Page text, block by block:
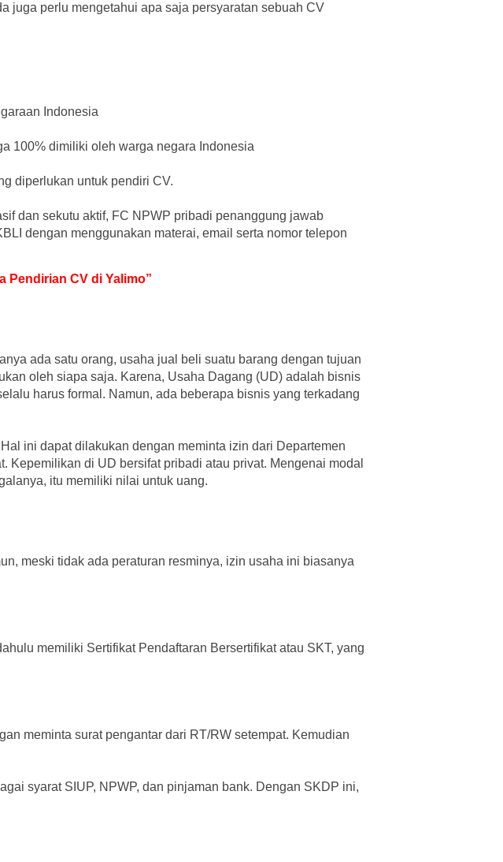
juga perlu mengetahui apa saja persyaratan sebuah CV
Indonesia
100% dimiliki oleh warga negara Indonesia
diperlukan untuk pendiri CV.
dan sekutu aktif, FC NPWP pribadi penanggung jawab
dengan menggunakan materai, email serta nomor telepon
Pendirian CV di Yalimo”
ada satu orang, usaha jual beli suatu barang dengan tujuan
oleh siapa saja. Karena, Usaha Dagang (UD) adalah bisnis
harus formal. Namun, ada beberapa bisnis yang terkadang
ini dapat dilakukan dengan meminta izin dari Departemen
di UD bersifat pribadi atau privat. Mengenai modal
itu memiliki nilai untuk uang.
meski tidak ada peraturan resminya, izin usaha ini biasanya
memiliki Sertifikat Pendaftaran Bersertifikat atau SKT, yang
meminta surat pengantar dari RT/RW setempat. Kemudian
syarat SIUP, NPWP, dan pinjaman bank. Dengan SKDP ini,